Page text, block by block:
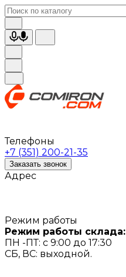
Телефоны
+7 (351) 200-21-35
Заказать звонок
Адрес
Режим работы
Режим работы склада:
ПН -ПТ: с 9:00 до 17:30
СБ, ВС: выходной.